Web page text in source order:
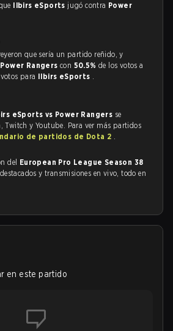
Ilbirs eSports jugó contra Power
que sería un partido reñido, y
Power Rangerscon 50.5%de los votos a
para Ilbirs eSports .
eSports vs Power Rangers se
Twitch y Youtube. Para ver más partidos
de partidos de Dota 2 .
del European Pro League Season 38
y transmisiones en vivo, todo en
en este partido